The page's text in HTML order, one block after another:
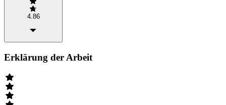
4.86
Erklärung der Arbeit